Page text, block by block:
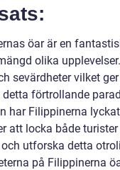
öar är en
olika
sevärdheter vilket
detta förtrollande
har Filippinerna
att locka både
utforska detta
på Filippinerna